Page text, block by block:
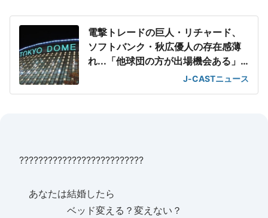
電撃トレードの巨人・リチャード、
ソフトバンク・秋広優人の存在感薄
れ...「他球団の方が出場機会ある」
J-CASTニュース
??????????????????????????
あなたは結婚したら
ベッド変える？変えない？